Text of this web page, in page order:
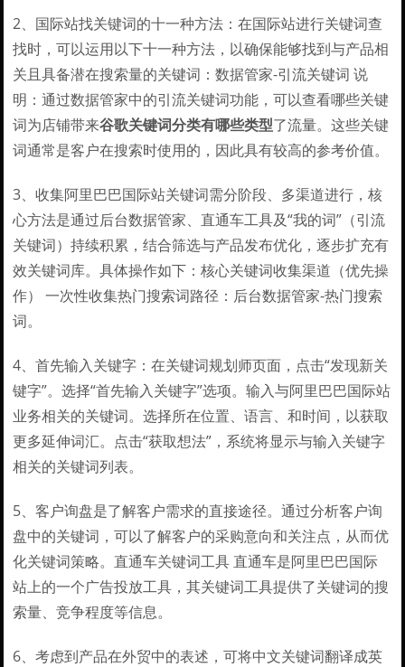
2、国际站找关键词的十一种方法：在国际站进行关键词查
找时，可以运用以下十一种方法，以确保能够找到与产品相
关且具备潜在搜索量的关键词：数据管家-引流关键词 说
明：通过数据管家中的引流关键词功能，可以查看哪些关键
词为店铺带来谷歌关键词分类有哪些类型了流量。这些关键
词通常是客户在搜索时使用的，因此具有较高的参考价值。
3、收集阿里巴巴国际站关键词需分阶段、多渠道进行，核
心方法是通过后台数据管家、直通车工具及“我的词”（引流
关键词）持续积累，结合筛选与产品发布优化，逐步扩充有
效关键词库。具体操作如下：核心关键词收集渠道（优先操
作） 一次性收集热门搜索词路径：后台数据管家-热门搜索
词。
4、首先输入关键字：在关键词规划师页面，点击“发现新关
键字”。选择“首先输入关键字”选项。输入与阿里巴巴国际站
业务相关的关键词。选择所在位置、语言、和时间，以获取
更多延伸词汇。点击“获取想法”，系统将显示与输入关键字
相关的关键词列表。
5、客户询盘是了解客户需求的直接途径。通过分析客户询
盘中的关键词，可以了解客户的采购意向和关注点，从而优
化关键词策略。直通车关键词工具 直通车是阿里巴巴国际
站上的一个广告投放工具，其关键词工具提供了关键词的搜
索量、竞争程度等信息。
6、考虑到产品在外贸中的表述，可将中文关键词翻译成英